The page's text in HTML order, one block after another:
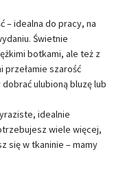
– idealna do pracy, na
Świetnie
botkami, ale też z
przełamie szarość
ulubioną bluzę lub
idealnie
wiele więcej,
się w tkaninie – mamy